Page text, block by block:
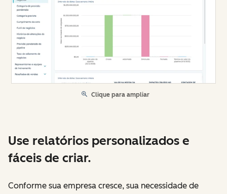
Clique para ampliar
Use relatórios personalizados e
fáceis de criar.
Conforme sua empresa cresce, sua necessidade de